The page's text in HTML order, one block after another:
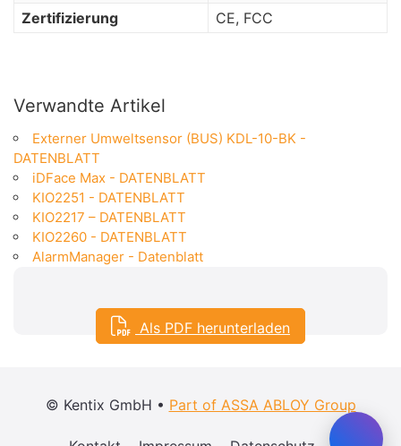
Zertifizierung
CE, FCC
Verwandte Artikel
Externer Umweltsensor (BUS) KDL-10-BK -
DATENBLATT
iDFace Max - DATENBLATT
KIO2251 - DATENBLATT
KIO2217 – DATENBLATT
KIO2260 - DATENBLATT
AlarmManager - Datenblatt
Als PDF herunterladen
© Kentix GmbH • Part of ASSA ABLOY Group